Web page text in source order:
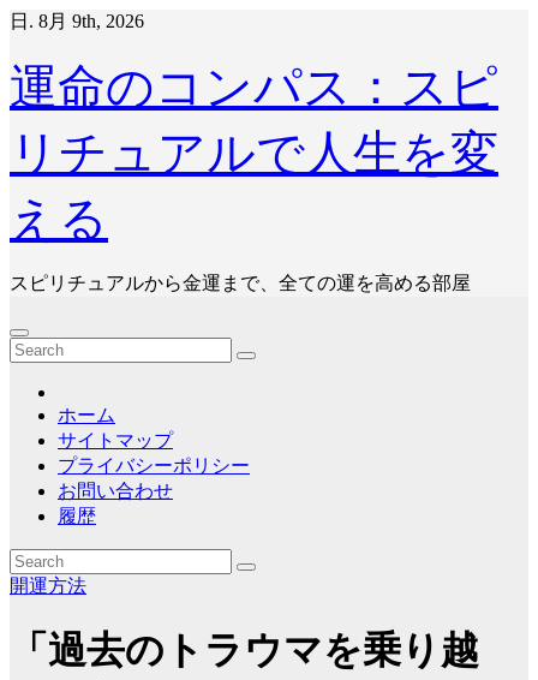
コ
テ
ン
へ
ス
ッ
プ
日. 8月 9th, 2026
運命のコンパス：スピ
リチュアルで人生を変
える
スピリチュアルから金運まで、全ての運を高める部屋
ホーム
サイトマップ
プライバシーポリシー
お問い合わせ
履歴
開運方法
「過去のトラウマを乗り越